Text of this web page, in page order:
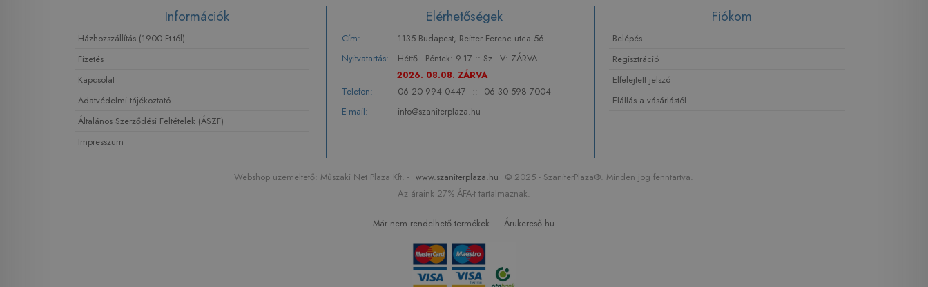
Információk
Házhozszállítás (1900 Ft-tól)
Fizetés
Kapcsolat
Adatvédelmi tájékoztató
Általános Szerződési Feltételek (ÁSZF)
Impresszum
Elérhetőségek
Cím:
1135 Budapest, Reitter Ferenc utca 56.
Nyitvatartás:
Hétfő - Péntek: 9-17 :: Sz - V: ZÁRVA
2026. 08.08. ZÁRVA
Telefon:
06 20 994 0447 ::
06 30 598 7004
E-mail:
info@szaniterplaza.hu
Fiókom
Belépés
Regisztráció
Elfelejtett jelszó
Elállás a vásárlástól
Webshop üzemeltető: Műszaki Net Plaza Kft. - www.szaniterplaza.hu © 2025 - SzaniterPlaza®. Minden jog fenntartva.
Az áraink 27% ÁFA-t tartalmaznak.
Már nem rendelhető termékek - Árukereső.hu